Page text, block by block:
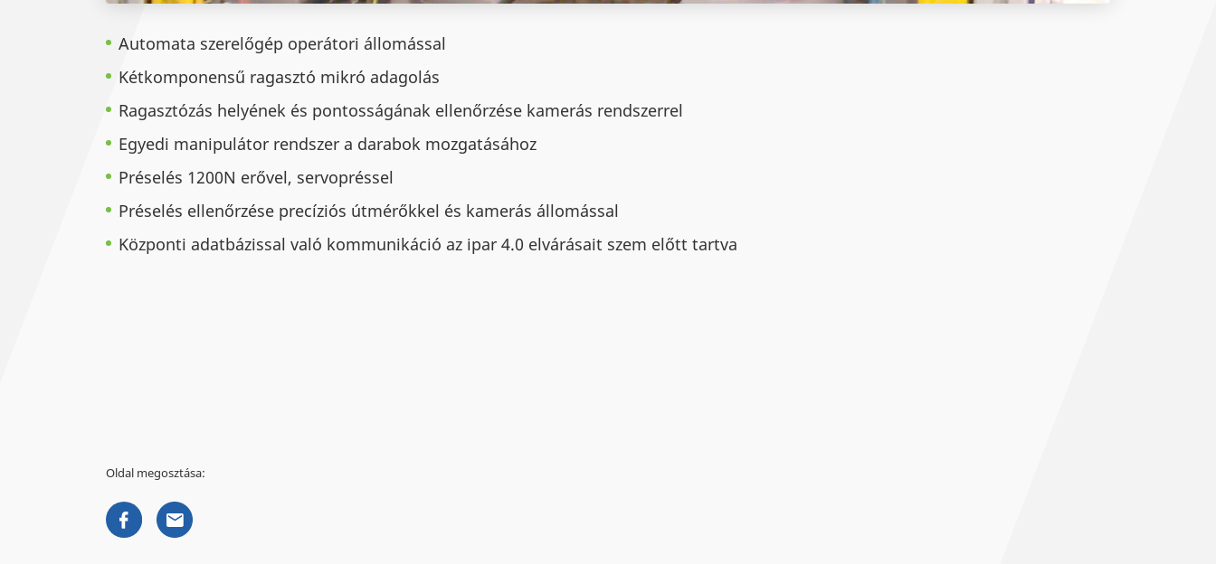
Automata szerelőgép operátori állomással
Kétkomponensű ragasztó mikró adagolás
Ragasztózás helyének és pontosságának ellenőrzése kamerás rendszerrel
Egyedi manipulátor rendszer a darabok mozgatásához
Préselés 1200N erővel, servopréssel
Préselés ellenőrzése precíziós útmérőkkel és kamerás állomással
Központi adatbázissal való kommunikáció az ipar 4.0 elvárásait szem előtt tartva
Oldal megosztása: